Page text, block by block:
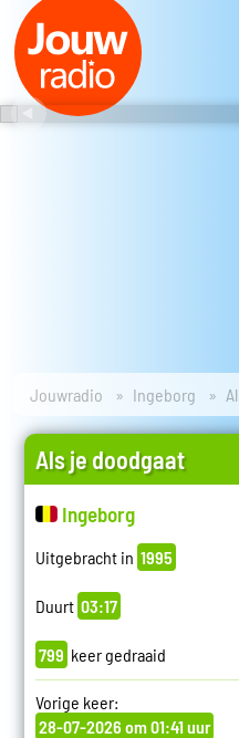
Jouwradio Ingeborg
Als je doodgaat
Ingeborg
Uitgebracht in 1995
Duurt 03:17
799 keer gedraaid
Vorige keer:
28-07-2026 om 01:41 uur